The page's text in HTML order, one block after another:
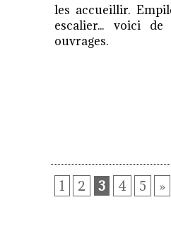
les accueillir.
escalier... voici
ouvrages.
1 2 3 4 5 »